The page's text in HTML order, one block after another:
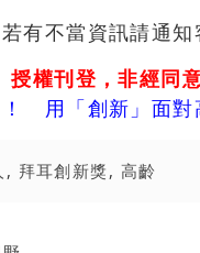
有不當資訊請通知
授權刊登，非經同
用「創新」面對
, 拜耳創新獎 , 高齡